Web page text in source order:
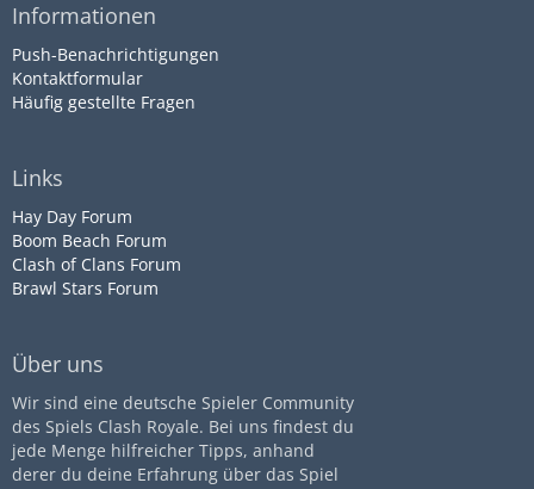
Informationen
Push-Benachrichtigungen
Kontaktformular
Häufig gestellte Fragen
Links
Hay Day Forum
Boom Beach Forum
Clash of Clans Forum
Brawl Stars Forum
Über uns
Wir sind eine deutsche Spieler Community
des Spiels Clash Royale. Bei uns findest du
jede Menge hilfreicher Tipps, anhand
derer du deine Erfahrung über das Spiel